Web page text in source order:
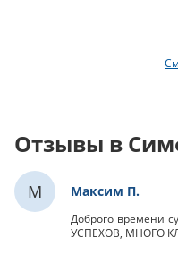
Отзывы в
М Максим П.
Доброго времени
УСПЕХОВ, МНОГО